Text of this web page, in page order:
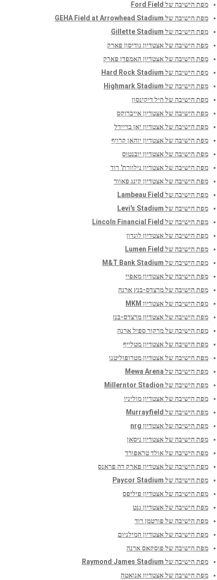
מפת הישיבה של Ford Field
מפת הישיבה של GEHA Field at Arrowhead Stadium
מפת הישיבה של Gillette Stadium
מפת הישיבה של אצטדיון גודיסון פארק
מפת הישיבה של אצטדיון האמפדן פארק
מפת הישיבה של Hard Rock Stadium
מפת הישיבה של Highmark Stadium
מפת הישיבה של היל דיקינסון
מפת הישיבה של אצטדיון אייברוקס
מפת הישיבה של אצטדיון יאן בריידל
מפת הישיבה של אצטדיון יוהאן קרויף
מפת הישיבה של אצטדיון יובנטוס
מפת הישיבה של אצטדיון נילוורת' רוד
מפת הישיבה של אצטדיון קינג פאוור
מפת הישיבה של Lambeau Field
מפת הישיבה של Levi's Stadium
מפת הישיבה של Lincoln Financial Field
מפת הישיבה של אצטדיון לונדון
מפת הישיבה של Lumen Field
מפת הישיבה של M&T Bank Stadium
מפת הישיבה של אצטדיון מאפיי
מפת הישיבה של מרצדס-בנץ ארנה
מפת הישיבה של אצטדיון MKM
מפת הישיבה של אצטדיון מרצדס-בנז
מפת הישיבה של מרקור ספיל ארנה
מפת הישיבה של אצטדיון מטלייף
מפת הישיבה של אצטדיון מטרופוליטנו
מפת הישיבה של Mewa Arena
מפת הישיבה של Millerntor Stadion
מפת הישיבה של אצטדיון מוליניו
מפת הישיבה של Murrayfield
מפת הישיבה של אצטדיון nrg
מפת הישיבה של אצטדיון ניסאן
מפת הישיבה של אולד טראפורד
מפת הישיבה של אצטדיון פארק דה פראנס
מפת הישיבה של Paycor Stadium
מפת הישיבה של אצטדיון פיליפס
מפת הישיבה של אצטדיון גנט
מפת הישיבה של פורטמן רוד
מפת הישיבה של אצטדיון המילניום
מפת הישיבה של פוסקאס ארנה
מפת הישיבה של Raymond James Stadium
מפת הישיבה של אצטדיון אנואטה